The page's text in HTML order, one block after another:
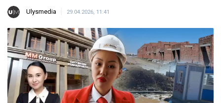
Ulysmedia 29.04.2026, 11:41